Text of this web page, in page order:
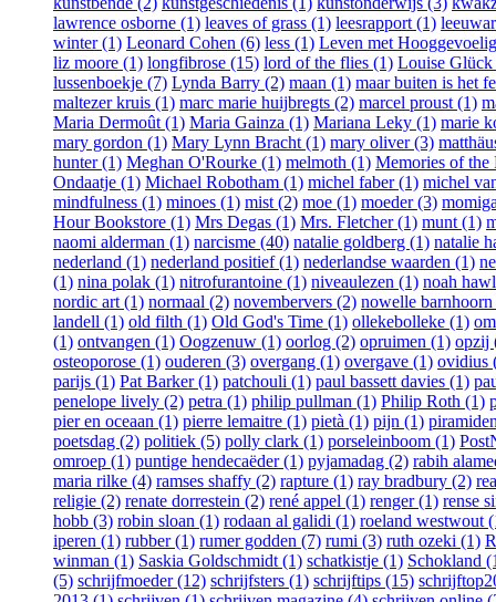
lawrence osborne (1) leaves of grass (1) leesrapport (1)
winter (1) Leonard Cohen (6) less (1) Leven met
liz moore (1) longfibrose (15) lord of the flies (1) Louise Glück
lussenboekje (7) Lynda Barry (2) maan (1) maar buiten is het
maltezer kruis (1) marc marie huijbregts (2) marcel proust (1)
Maria Dermoût (1) Maria Gainza (1) Mariana Leky (1) marie
mary gordon (1) Mary Lynn Bracht (1) mary oliver (3)
hunter (1) Meghan O'Rourke (1) melmoth (1) Memories of the
Ondaatje (1) Michael Robotham (1) michel faber (1) michel
mindfulness (1) minoes (1) mist (2) moe (1) moeder (3)
Hour Bookstore (1) Mrs Degas (1) Mrs. Fletcher (1) munt (1)
naomi alderman (1) narcisme (40) natalie goldberg (1) natalie
nederland (1) nederland positief (1) nederlandse waarden (1)
(1) nina polak (1) nitrofurantoine (1) niveaulezen (1) noah
nordic art (1) normaal (2) novembervers (2) nowelle
landell (1) old filth (1) Old God's Time (1) ollekebolleke (1)
(1) ontvangen (1) Oogzenuw (1) oorlog (2) opruimen (1) opzij
osteoporose (1) ouderen (3) overgang (1) overgave (1) ovidius
parijs (1) Pat Barker (1) patchouli (1) paul bassett davies (1)
penelope lively (2) petra (1) philip pullman (1) Philip Roth (1)
pier en oceaan (1) pierre lemaitre (1) pietà (1) pijn (1)
poetsdag (2) politiek (5) polly clark (1) porseleinboom (1)
omroep (1) puntige hendecaëder (1) pyjamadag (2) rabih
maria rilke (4) ramses shaffy (2) rapture (1) ray bradbury (2)
religie (2) renate dorrestein (2) rené appel (1) renger (1) rense
hobb (3) robin sloan (1) rodaan al galidi (1) roeland westwout
iperen (1) rubber (1) rumer godden (7) rumi (3) ruth ozeki (1)
winman (1) Saskia Goldschmidt (1) schatkistje (1) Schokland
(5) schrijfmoeder (12) schrijfsters (1) schrijftips (15)